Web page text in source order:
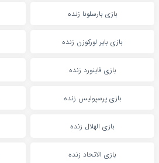
بازی بارسلونا زنده
بازی بایر لورکوزن زنده
بازی فاینورد زنده
بازی پرسپولیس زنده
بازی الهلال زنده
بازی الاتحاد زنده